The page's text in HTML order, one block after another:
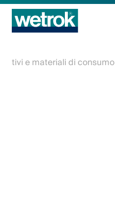
e materiali di consumo